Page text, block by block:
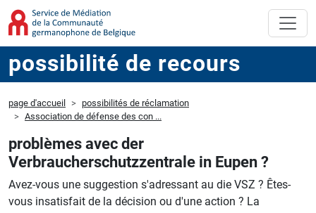
possibilité de recours
page d'accueil
possibilités de réclamation
Association de défense des con ...
problèmes avec der
Verbraucherschutzzentrale in Eupen ?
Avez-vous une suggestion s'adressant au die VSZ ? Êtes-
vous insatisfait de la décision ou d'une action ? La